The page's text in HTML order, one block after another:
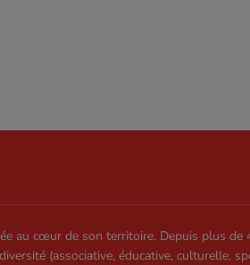
au cœur de son territoire. Depuis plus de
(associative, éducative, culturelle,